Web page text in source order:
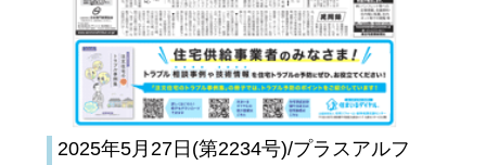
2025年5月27日(第2234号)/プラスアルフ